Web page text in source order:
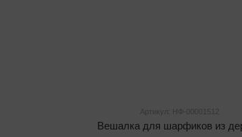
Артикул: НФ-00001512
Вешалка для шарфиков из